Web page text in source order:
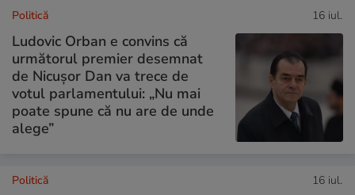
Politică 16 iul.
Ludovic Orban e convins că
următorul premier desemnat
de Nicușor Dan va trece de
votul parlamentului: „Nu mai
poate spune că nu are de unde
alege”
Politică 16 iul.